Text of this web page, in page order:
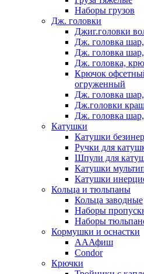
Наборы грузов
Дж. головки
Джиг.головки
Дж. головка
Дж. головка
Дж. головка,
Крючок
огруженный
Дж. головка
Дж.головки
Дж. головка
Катушки
Катушки
Ручки для
Шпули для
Катушки
Катушки
Кольца и тюльпаны
Кольца заводные
Наборы
Наборы
Кормушки и оснастки
АААфиш
Condor
Крючки